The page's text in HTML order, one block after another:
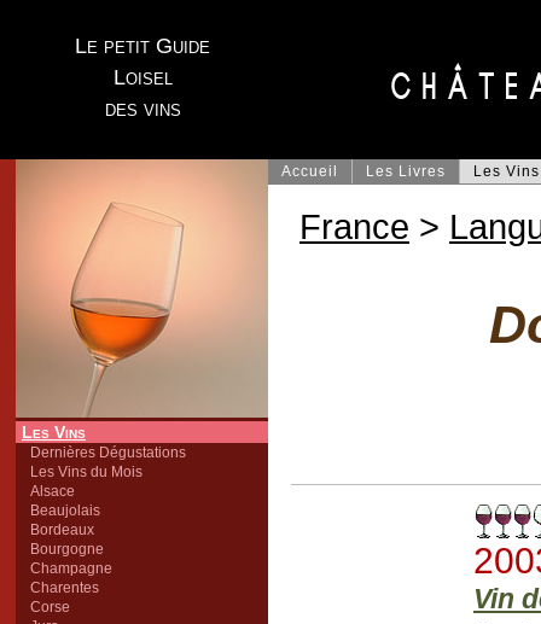
Le petit Guide
Loisel
des vins
Les Vins
Dernières Dégustations
Les Vins du Mois
Alsace
Beaujolais
Bordeaux
Bourgogne
Champagne
Charentes
Corse
Accueil Les Livres Les Vins
France >
Vin